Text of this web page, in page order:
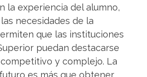
la experiencia del alumno,
necesidades de la
que las instituciones
puedan destacarse
y complejo. La
es más que obtener